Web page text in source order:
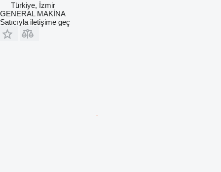
Türkiye, İzmir
GENERAL MAKİNA
Satıcıyla iletişime geç